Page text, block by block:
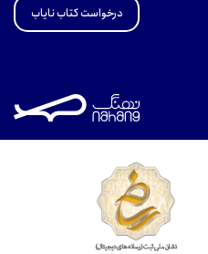
درخواست کتاب نایاب